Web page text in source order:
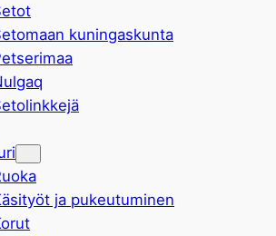
kuningaskunta
ja pukeutuminen